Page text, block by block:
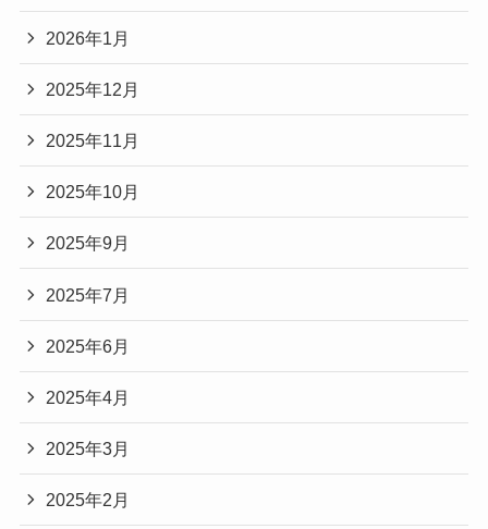
2026年1月
2025年12月
2025年11月
2025年10月
2025年9月
2025年7月
2025年6月
2025年4月
2025年3月
2025年2月